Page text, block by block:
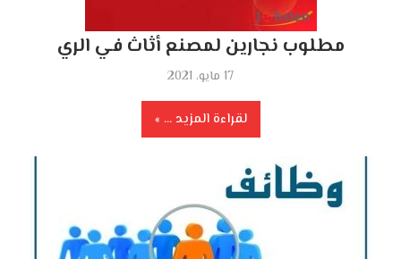
مطلوب نجارين لمصنع أثاث في الري
17 مايو، 2021
لقراءة المزيد ...